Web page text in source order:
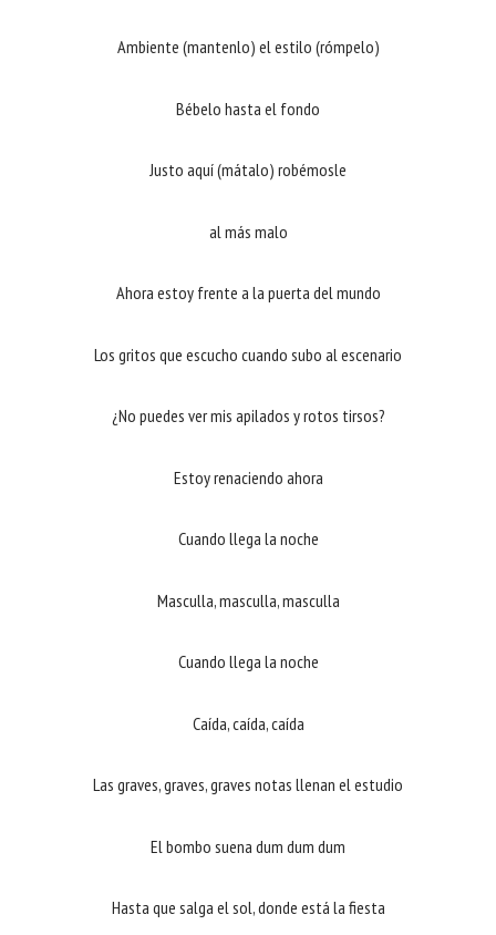
Ambiente (mantenlo) el estilo (rómpelo)
Bébelo hasta el fondo
Justo aquí (mátalo) robémosle
al más malo
Ahora estoy frente a la puerta del mundo
Los gritos que escucho cuando subo al escenario
¿No puedes ver mis apilados y rotos tirsos?
Estoy renaciendo ahora
Cuando llega la noche
Masculla, masculla, masculla
Cuando llega la noche
Caída, caída, caída
Las graves, graves, graves notas llenan el estudio
El bombo suena dum dum dum
Hasta que salga el sol, donde está la fiesta